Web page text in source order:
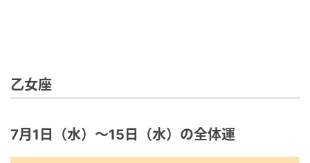
乙女座
7月1日（水）～15日（水）の全体運